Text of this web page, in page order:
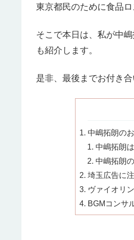
東京都民のために食品
そこで本日は、私が中
も紹介します。
是非、最後までお付き合
中嶋拓朗の
中嶋拓朗
中嶋拓朗
埼玉広告に
ヴァイオリ
BGMコンサ